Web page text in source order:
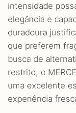
intensidade
elegância e
duradoura
que preferem
busca de
restrito, o
uma excelente
experiência